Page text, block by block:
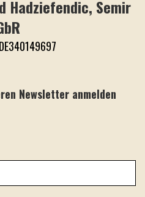
Hadziefendic, Semir
Newsletter anmelden